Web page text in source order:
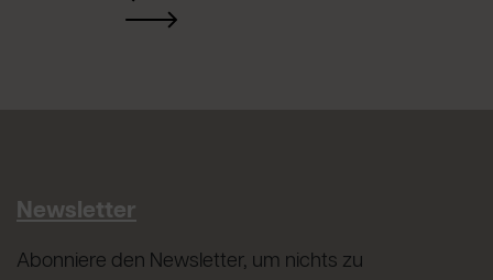
Newsletter
Abonniere den Newsletter, um nichts zu